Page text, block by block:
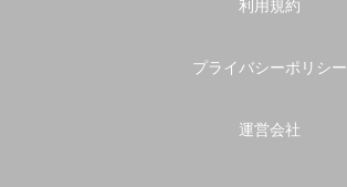
利用規約
プライバシーポリシー
運営会社